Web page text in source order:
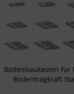
Bodenbaukasten für
Bodentragkraft